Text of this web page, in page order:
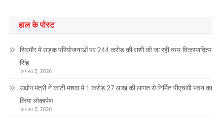
हाल के पोस्ट
सिरमौर में सड़क परियोजनाओं पर 244 करोड़ की राशी की जा रही व्यय-विक्रमादित्य
सिंह
अगस्त 5, 2026
उद्योग मंत्री ने कांटी मशवा में 1 करोड़ 27 लाख की लागत से निर्मित पीएचसी भवन का
किया लोकार्पण
अगस्त 5, 2026